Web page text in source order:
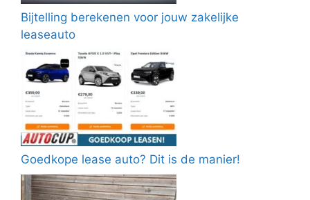
Bijtelling berekenen voor jouw zakelijke
leaseauto
Goedkope lease auto? Dit is de manier!